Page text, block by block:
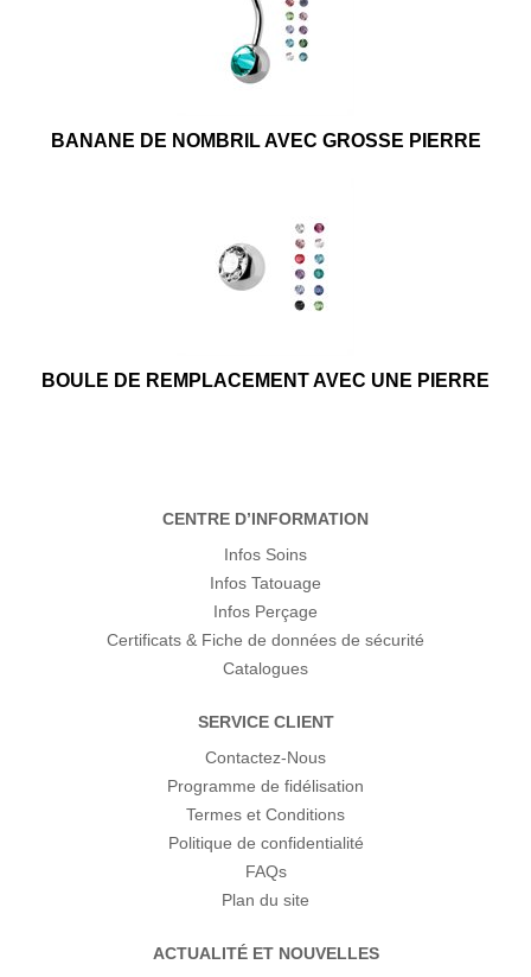
BANANE DE NOMBRIL AVEC GROSSE PIERRE
BOULE DE REMPLACEMENT AVEC UNE PIERRE
CENTRE D’INFORMATION
Infos Soins
Infos Tatouage
Infos Perçage
Certificats & Fiche de données de sécurité
Catalogues
SERVICE CLIENT
Contactez-Nous
Programme de fidélisation
Termes et Conditions
Politique de confidentialité
FAQs
Plan du site
ACTUALITÉ ET NOUVELLES